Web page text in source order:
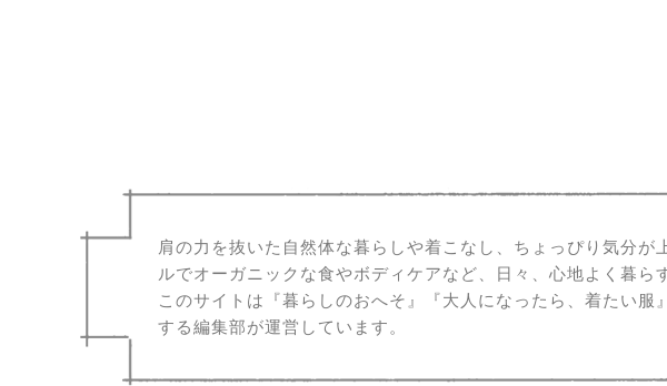
肩の力を抜いた自然体な暮らしや着こなし、ちょっぴり気分が
ルでオーガニックな食やボディケアなど、日々、心地よく暮ら
このサイトは『暮らしのおへそ』『大人になったら、着たい服
する編集部が運営しています。